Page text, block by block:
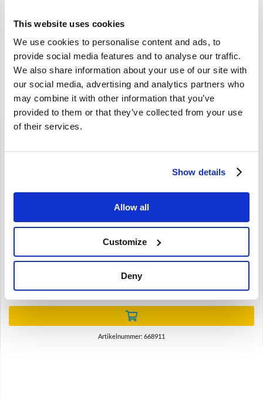
This website uses cookies
We use cookies to personalise content and ads, to
provide social media features and to analyse our traffic.
We also share information about your use of our site with
our social media, advertising and analytics partners who
may combine it with other information that you’ve
provided to them or that they’ve collected from your use
of their services.
Show details
Allow all
Customize
Deny
Merk
Artikelcode 668912-U
OE referentie 668912
Gerelateerde artikelen
Richtingaanwijzer glas Linksvoor Volvo Amazon 1960-1970
668911
1960-1970
49,17Excl. BTW
Artikelnummer: 668911